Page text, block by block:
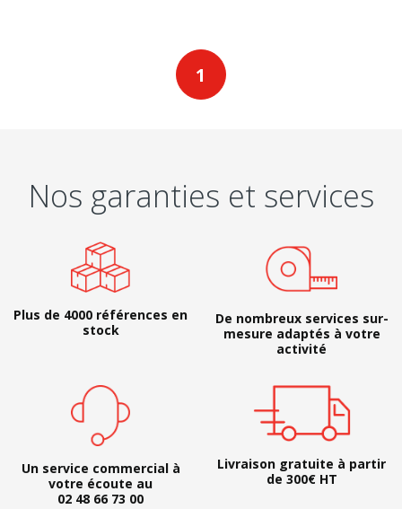
1
Nos garanties et services
Plus de 4000 références en
stock
De nombreux services sur-
mesure adaptés à votre
activité
Un service commercial à
votre écoute au
02 48 66 73 00
Livraison gratuite à partir
de 300€ HT